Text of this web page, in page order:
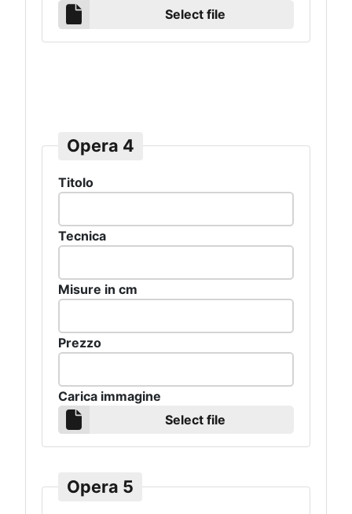
Select file
Opera 4
Titolo
Tecnica
Misure in cm
Prezzo
Carica immagine
Select file
Opera 5